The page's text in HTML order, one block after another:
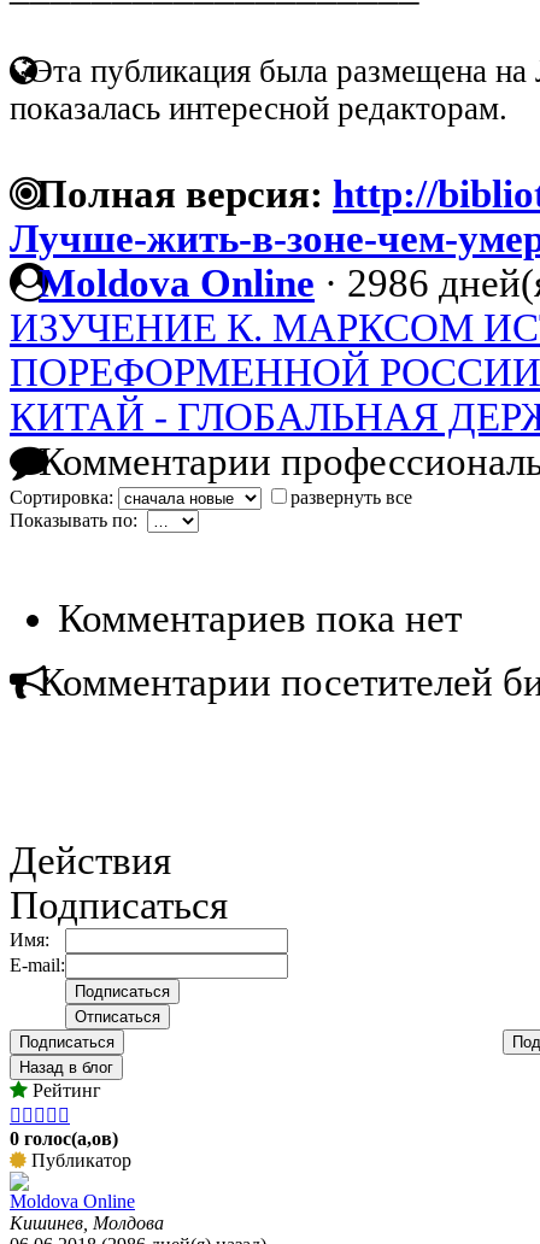
Эта публикация была размещена на
показалась интересной редакторам.
Полная версия: http://
Лучше-жить-в-зоне-чем-
Moldova Online · 2986
ИЗУЧЕНИЕ К. МАРКСОМ
ПОРЕФОРМЕННОЙ РОССИИ
КИТАЙ - ГЛОБАЛЬНАЯ
Комментарии
Сортировка:
развернуть все
Показывать по:
Комментариев пока нет
Комментарии посетителей
Действия
Подписаться
Имя:
E-mail:
Подписаться
Назад в блог
Рейтинг
    
0 голос(а,ов)
Публикатор
Moldova Online
Кишинев, Молдова